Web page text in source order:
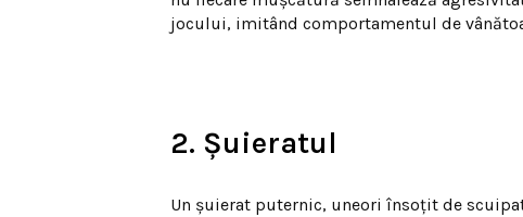
jocului, imitând comportamentul de
2. Șuieratul
Un șuierat puternic, uneori însoțit de